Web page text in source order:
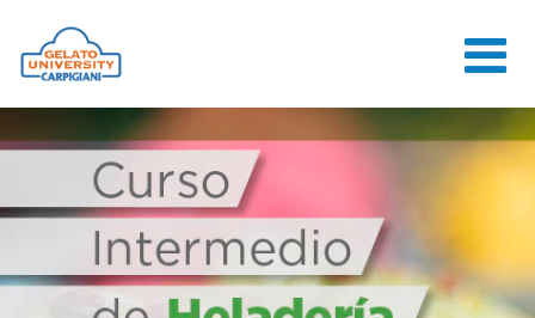
THE SCHOOL
ONLINE
COURSES
COURSES